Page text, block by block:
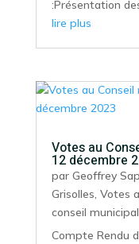
:Présentation
lire plus
Votes au
12 décembre
par Geoffrey
Grisolles, Votes
conseil
Compte Rendu